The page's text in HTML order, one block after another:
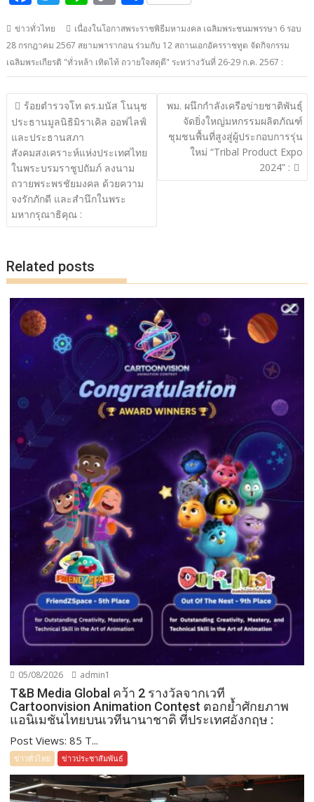
ac
e
b
o
o
k
itt
er
n
e p
y
Li
n
k
ar
e
ข่าวทั่วไทย
เนื่องในโอกาสพระราชพิธีมหามงคล เฉลิมพระชนมพรรษา 6 รอบ
28 กรกฎาคม 2567 สยามพารากอน ร่วมกับ 12 สถานเอกอัครราชทูต จัดกิจกรรม
เฉลิมพระเกียรติ "ทั่วหล้า เทิดไท้ ถวายใจสดุดี" ระหว่างวันที่ 26-29 ก.ค. 2567 :
แนะแนว
เรื่อง
ร้อยตำรวจโท ดร.มนัส โนนุช
ประธานมูลนิธิมิราเคิล ออฟไลฟ์
และประธานสภา
สังคมสงเคราะห์แห่งประเทศไทย
ในพระบรมราชูปถัมภ์ ลงนาม
ถวายพระพรชัยมงคล ด้วยความ
จงรักภักดี และสำนึกในพระ
มหากรุณาธิคุณ :
พม. ผนึกกำลังเครือข่ายชาติพันธุ์
จัดยิ่งใหญ่มหกรรมผลิตภัณฑ์
ชุมชนพื้นที่สูงสู่ผู้ประกอบการรุ่น
ใหม่ “Tribal Product Expo
2024” :
Related posts
05/08/2026 admin1
T&B Media Global คว้า 2 รางวัลจากเวที
Cartoonvision Animation Contest ตอกย้ำศักยภาพ
แอนิเมชันไทยบนเวทีนานาชาติ ที่ประเทศอังกฤษ :
Post Views: 85 T...
ข่าวทั่วไทย ข่าวประชาสัมพันธ์